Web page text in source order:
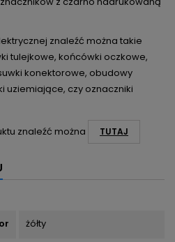
znaleźć można takie
tulejkowe, końcówki oczkowe,
konektorowe, obudowy
uziemiające, czy oznaczniki
znaleźć można
TUTAJ
żółty